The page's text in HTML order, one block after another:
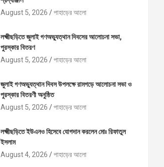
August 5, 2026
পাহাড়ের আলো
লক্ষ্মীছড়িতে জুলাই গণঅভ্যুত্থান দিবসের আলোচনা সভা,
পুরস্কার বিতরণ
August 5, 2026
পাহাড়ের আলো
জুলাই গণঅভ্যুত্থান দিবস উপলক্ষে রামগড়ে আলোচনা সভা ও
পুরস্কার বিতরণী অনুষ্ঠিত
August 5, 2026
পাহাড়ের আলো
লক্ষ্মীছড়িতে ইউএনও হিসেবে যোগদান করলেন মোঃ রিফাতুল
ইসলাম
August 4, 2026
পাহাড়ের আলো